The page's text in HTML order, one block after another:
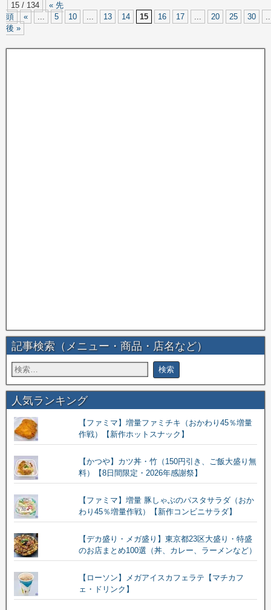
15 / 134
« 先
頭
« ... 5 10 ... 13 14 15 16 17 ... 20 25 30
後 »
記事検索（メニュー・商品・店名など）
人気ランキング
【ファミマ】増量ファミチキ（おかわり45％増量
作戦）【新作ホットスナック】
【かつや】カツ丼・竹（150円引き、ご飯大盛り無
料）【8日間限定・2026年感謝祭】
【ファミマ】増量 豚しゃぶのパスタサラダ（おか
わり45％増量作戦）【新作コンビニサラダ】
【デカ盛り・メガ盛り】東京都23区大盛り・特盛
のお店まとめ100選（丼、カレー、ラーメンなど）
【ローソン】メガアイスカフェラテ【マチカフ
ェ・ドリンク】